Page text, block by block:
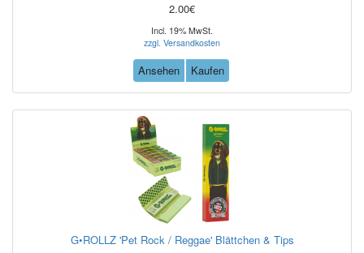
2.00€
Incl. 19% MwSt.
zzgl. Versandkosten
Ansehen Kaufen
G•ROLLZ 'Pet Rock / Reggae' Blättchen & Tips